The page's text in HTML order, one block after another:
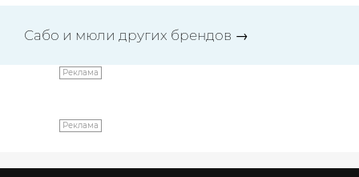
Сабо и мюли других брендов →
Реклама
Реклама